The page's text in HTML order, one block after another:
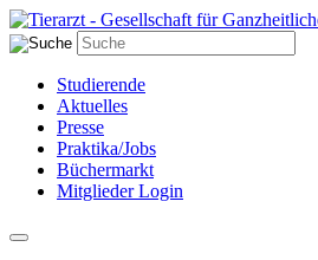
Studierende
Aktuelles
Presse
Praktika/Jobs
Büchermarkt
Mitglieder Login